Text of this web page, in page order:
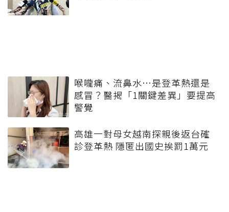
喉嚨痛、流鼻水⋯是登革熱還是
感冒？醫揭「1關鍵差異」要提高
警覺
高雄一對母女越南探親後返台確
診登革熱 隱匿出國史挨罰1萬元